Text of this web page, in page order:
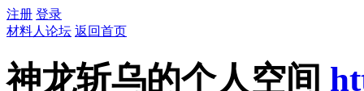
注册 登录
材料人论坛 返回首页
神龙斩乌的个人空间